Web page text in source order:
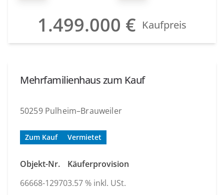
1.499.000 € Kaufpreis
Mehrfamilienhaus zum Kauf
50259 Pulheim–Brauweiler
Zum Kauf Vermietet
Objekt-Nr.
66668-12970
Käuferprovision
3.57 % inkl. USt.